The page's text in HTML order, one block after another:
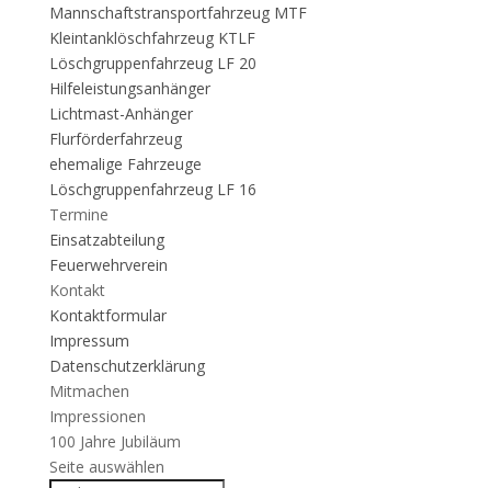
Mannschaftstransportfahrzeug MTF
Kleintanklöschfahrzeug KTLF
Löschgruppenfahrzeug LF 20
Hilfeleistungsanhänger
Lichtmast-Anhänger
Flurförderfahrzeug
ehemalige Fahrzeuge
Löschgruppenfahrzeug LF 16
Termine
Einsatzabteilung
Feuerwehrverein
Kontakt
Kontaktformular
Impressum
Datenschutzerklärung
Mitmachen
Impressionen
100 Jahre Jubiläum
Seite auswählen